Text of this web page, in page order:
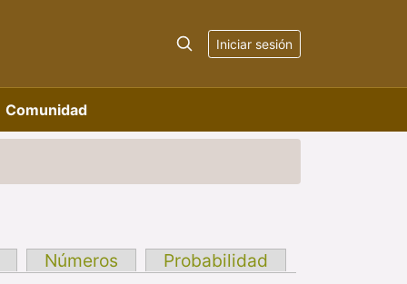
Iniciar sesión
Comunidad
Números
Probabilidad